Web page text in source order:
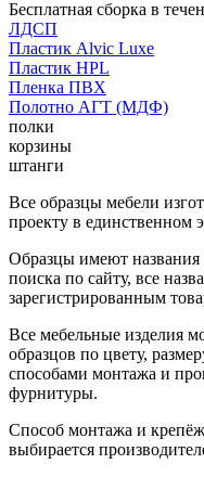
Бесплатная сборка в
ЛДСП
Пластик Alvic Luxe
Пластик HPL
Пленка ПВХ
Полотно АГТ (МДФ)
полки
корзины
штанги
Все образцы мебели
проекту в единственном
Образцы имеют названия
поиска по сайту, все
зарегистрированным
Все мебельные изделия
образцов по цвету,
способами монтажа и
фурнитуры.
Способ монтажа и
выбирается